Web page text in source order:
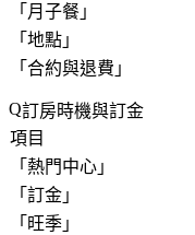
「 月子餐 」
「 地點 」
「 合約與退費 」
訂房時機與訂金
項目
「 熱門中心 」
「 訂金 」
「 旺季 」